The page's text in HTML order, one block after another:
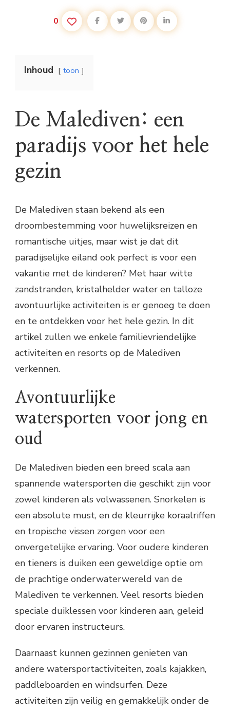
0
Inhoud toon
De Malediven: een
paradijs voor het hele
gezin
De Malediven staan bekend als een
droombestemming voor huwelijksreizen en
romantische uitjes, maar wist je dat dit
paradijselijke eiland ook perfect is voor een
vakantie met de kinderen? Met haar witte
zandstranden, kristalhelder water en talloze
avontuurlijke activiteiten is er genoeg te doen
en te ontdekken voor het hele gezin. In dit
artikel zullen we enkele familievriendelijke
activiteiten en resorts op de Malediven
verkennen.
Avontuurlijke
watersporten voor jong en
oud
De Malediven bieden een breed scala aan
spannende watersporten die geschikt zijn voor
zowel kinderen als volwassenen. Snorkelen is
een absolute must, en de kleurrijke koraalriffen
en tropische vissen zorgen voor een
onvergetelijke ervaring. Voor oudere kinderen
en tieners is duiken een geweldige optie om
de prachtige onderwaterwereld van de
Malediven te verkennen. Veel resorts bieden
speciale duiklessen voor kinderen aan, geleid
door ervaren instructeurs.
Daarnaast kunnen gezinnen genieten van
andere watersportactiviteiten, zoals kajakken,
paddleboarden en windsurfen. Deze
activiteiten zijn veilig en gemakkelijk onder de